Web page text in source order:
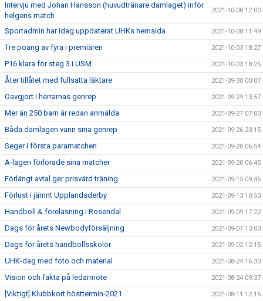
Intervju med Johan Hansson (huvudtränare damlaget) inför
helgens match
2021-10-08 12:00
Sportadmin har idag uppdaterat UHKs hemsida 2021-10-08 11:49
Tre poäng av fyra i premiären 2021-10-03 18:27
P16 klara för steg 3 i USM 2021-10-03 18:25
Åter tillåtet med fullsatta läktare 2021-09-30 00:07
Oavgjort i herrarnas genrep 2021-09-29 13:57
Mer än 250 barn är redan anmälda 2021-09-27 07:00
Båda damlagen vann sina genrep 2021-09-26 23:15
Seger i första paramatchen 2021-09-20 06:54
A-lagen förlorade sina matcher 2021-09-20 06:45
Förlängt avtal ger prisvärd träning 2021-09-15 09:45
Förlust i jämnt Upplandsderby 2021-09-13 10:50
Handboll & föreläsning i Rosendal 2021-09-09 17:22
Dags för årets Newbodyförsäljning 2021-09-07 13:00
Dags för årets handbollsskolor 2021-09-02 12:15
UHK-dag med foto och material 2021-08-24 16:30
Vision och fakta på ledarmöte 2021-08-24 09:37
[Viktigt] Klubbkort hösttermin-2021 2021-08-11 12:16